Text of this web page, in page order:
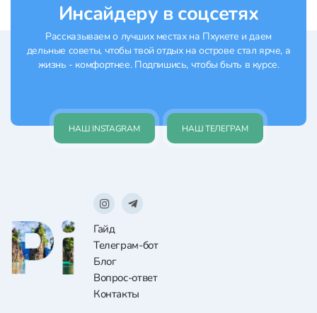
Инсайдеру в соцсетях
Рассказываем о лучших местах на Пхукете и даем
дельные советы, чтобы твой отдых на острове стал ярче, а
жизнь - комфортнее. Подпишись, чтобы быть в курсе.
НАШ INSTAGRAM НАШ ТЕЛЕГРАМ
Гайд
Телеграм-бот
Блог
Вопрос-ответ
Контакты